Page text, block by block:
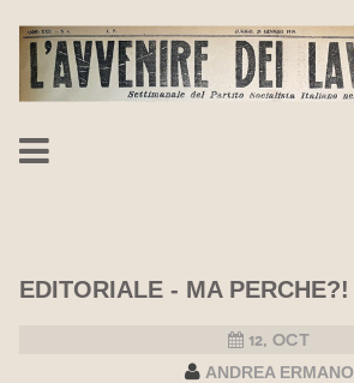
EDITORIALE - MA PERCHE?!
12, OCT
ANDREA ERMANO